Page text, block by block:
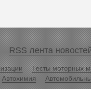
RSS лента
Тесты моторных
Автохимия